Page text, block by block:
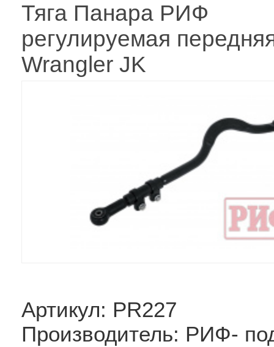
Тяга Панара РИФ
регулируемая
Wrangler JK
Артикул: PR227
Производитель: РИФ-